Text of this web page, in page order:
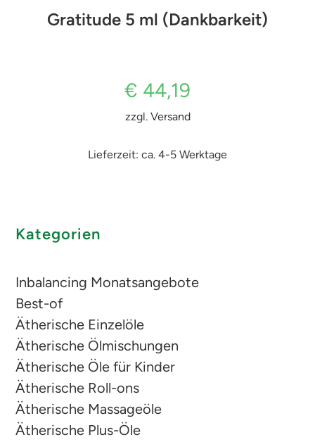
Gratitude 5 ml (Dankbarkeit)
€ 44,19
zzgl. Versand
Lieferzeit: ca. 4-5 Werktage
Kategorien
Inbalancing Monatsangebote
Best-of
Ätherische Einzelöle
Ätherische Ölmischungen
Ätherische Öle für Kinder
Ätherische Roll-ons
Ätherische Massageöle
Ätherische Plus-Öle